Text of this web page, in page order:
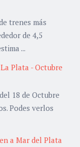
trenes más
de 4,5
...
Plata - Octubre
18 de Octubre
Podes verlos
a Mar del Plata